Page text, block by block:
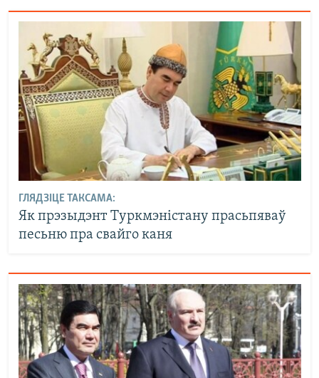
ГЛЯДЗІЦЕ ТАКСАМА:
Як прэзыдэнт Туркмэністану прасьпяваў
песьню пра свайго каня